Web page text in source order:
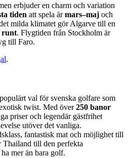
erbjuder en charm och variation
tiden att spela ärmars–maj och
milda klimatet gör Algarve till en
runt. Flygtiden från Stockholm är
till Faro.
.
val för svenska golfare som
twist. Med över250 banor
priser och legendär gästfrihet
utöver det vanliga.
fantastisk mat och möjlighet till
Thailand till den perfekta
mer än bara golf.